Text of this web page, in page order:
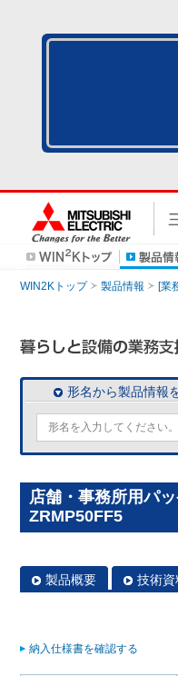
WIN2Kトップ 製品情報 [業
形名から製品情報
店舗・事務所用パ
ZRMP50FF5
製品概要 技術資
納入仕様書を確認する